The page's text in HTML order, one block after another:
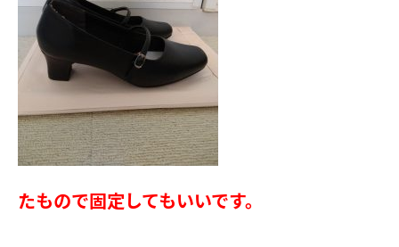
たもので固定してもいいです。